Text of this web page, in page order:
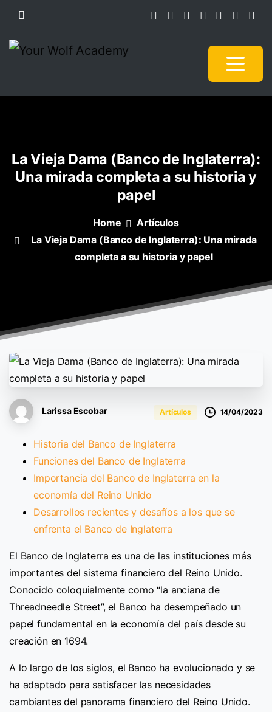
LaVieja Dama (Bancode Inglaterra):
Una mirada completaa su historiay
papel
Home
Artículos
La Vieja Dama (Banco de Inglaterra): Una mirada
completa a su historia y papel
Larissa Escobar Artículos 14/04/2023
Historia del Banco de Inglaterra
Funciones del Banco de Inglaterra
Importancia del Banco de Inglaterra en la
economía del Reino Unido
Desarrollos recientes y desafíos a los que se
enfrenta el Banco de Inglaterra
El Banco de Inglaterra es una de las instituciones más
importantes del sistema financiero del Reino Unido.
Conocido coloquialmente como “la anciana de
Threadneedle Street”, el Banco ha desempeñado un
papel fundamental en la economía del país desde su
creación en 1694.
A lo largo de los siglos, el Banco ha evolucionado y se
ha adaptado para satisfacer las necesidades
cambiantes del panorama financiero del Reino Unido.